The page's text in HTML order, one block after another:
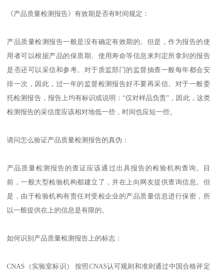
《产品质量检测报告》有效期是否有时间规定：
产品质量检测报告一般是没有确定有效期的。但是，作为报告的使
用者可以根据产品的保质期、使用寿命等信息来判定所拿到的报告
是否还可以采信和参考。对于质监部门的监督抽查一般每年都会安
排一次，因此，过一年的监督检测报告好不要再采信。对于一般委
托检测报告，报告上均有标识或说明：“仅对样品负责”，因此，这类
检测报告的采信度应该相对地低一些，时间也应短一些。
请问怎么验证产品质量检测报告的真伪：
产品质量检测报告的查证应该通过出具报告的检验机构查询。目
前，一般大型检验机构都建立了，并在上向网友提供查询信息。但
是，由于检验机构有责任对受检企业的产品质量信息进行保密，所
以一般提供在上的信息是有限的。
如何识别产品质量检测报告上的标志：
CNAS（实验室标识） 按照CNAS认可规则和准则通过中国合格评定